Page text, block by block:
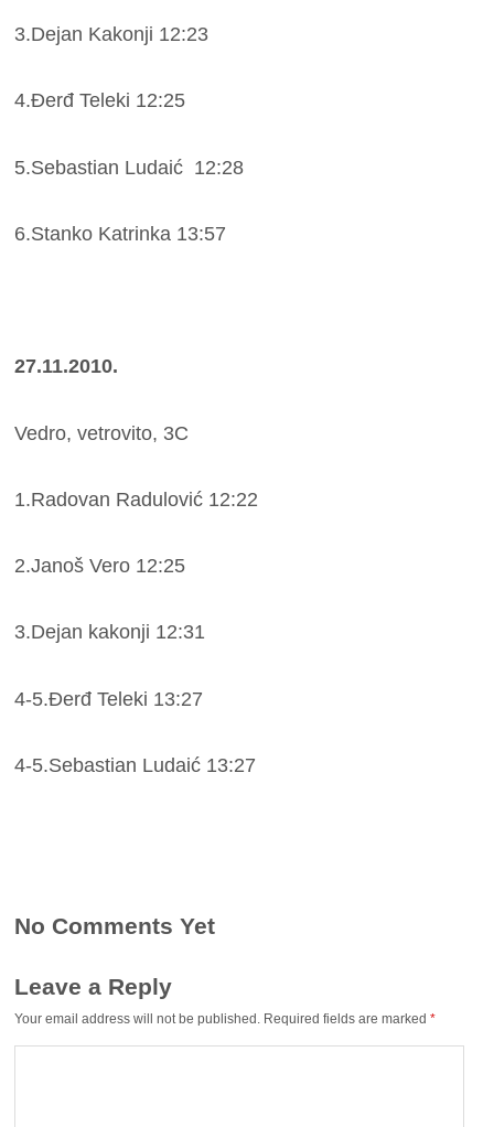
3.Dejan Kakonji 12:23
4.Đerđ Teleki 12:25
5.Sebastian Ludaić 12:28
6.Stanko Katrinka 13:57
27.11.2010.
Vedro, vetrovito, 3C
1.Radovan Radulović 12:22
2.Janoš Vero 12:25
3.Dejan kakonji 12:31
4-5.Đerđ Teleki 13:27
4-5.Sebastian Ludaić 13:27
No Comments Yet
Leave a Reply
Your email address will not be published. Required fields are marked*